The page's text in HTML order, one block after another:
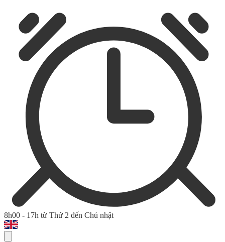
8h00 - 17h từ Thứ 2 đến Chủ nhật